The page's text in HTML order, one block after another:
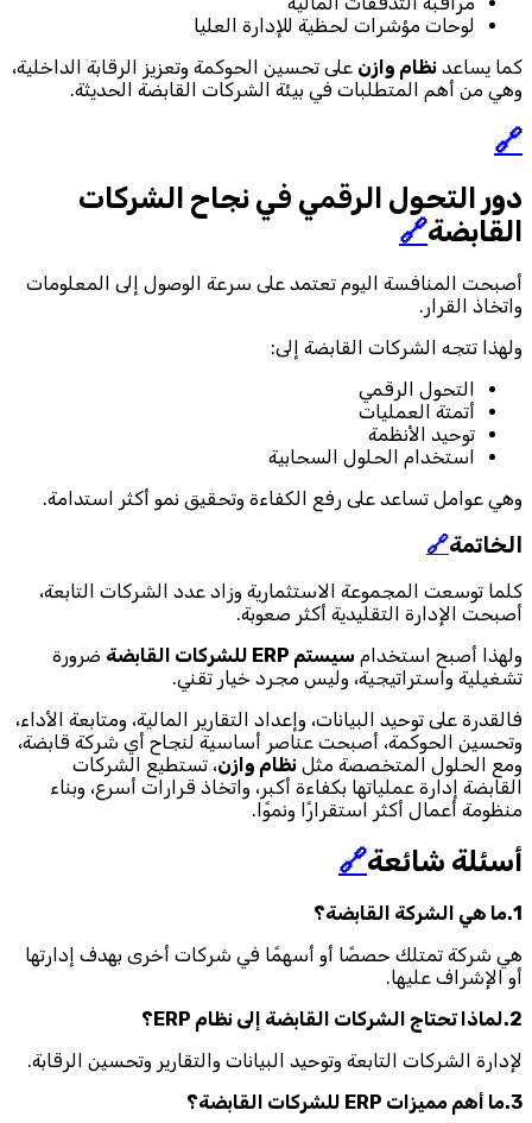
لوحات مؤشرات لحظية للإدارة العليا
كما يساعد نظام وازن على تحسين الحوكمة وتعزيز الرقابة الداخلية،
وهي من أهم المتطلبات في بيئة الشركات القابضة الحديثة.
🔗
دور التحول الرقمي في نجاح الشركات
القابضة🔗
أصبحت المنافسة اليوم تعتمد على سرعة الوصول إلى المعلومات
واتخاذ القرار.
ولهذا تتجه الشركات القابضة إلى:
التحول الرقمي
أتمتة العمليات
توحيد الأنظمة
استخدام الحلول السحابية
وهي عوامل تساعد على رفع الكفاءة وتحقيق نمو أكثر استدامة.
الخاتمة🔗
كلما توسعت المجموعة الاستثمارية وزاد عدد الشركات التابعة،
أصبحت الإدارة التقليدية أكثر صعوبة.
ولهذا أصبح استخدام سيستم ERP للشركات القابضة
ضرورة
تشغيلية واستراتيجية، وليس مجرد خيار تقني.
فالقدرة على توحيد البيانات، وإعداد التقارير المالية، ومتابعة الأداء،
وتحسين الحوكمة، أصبحت عناصر أساسية لنجاح أي شركة قابضة،
ومع الحلول المتخصصة مثل نظام وازن، تستطيع الشركات
القابضة إدارة عملياتها بكفاءة أكبر، واتخاذ قرارات أسرع، وبناء
منظومة أعمال أكثر استقرارًا ونموًا.
أسئلة شائعة🔗
1.ما هي الشركة القابضة؟
هي شركة تمتلك حصصًا أو أسهمًا في شركات أخرى بهدف إدارتها
أو الإشراف عليها.
2.لماذا تحتاج الشركات القابضة إلى نظام ERP؟
لإدارة الشركات التابعة وتوحيد البيانات والتقارير وتحسين الرقابة.
3.ما أهم مميزات ERP للشركات القابضة؟